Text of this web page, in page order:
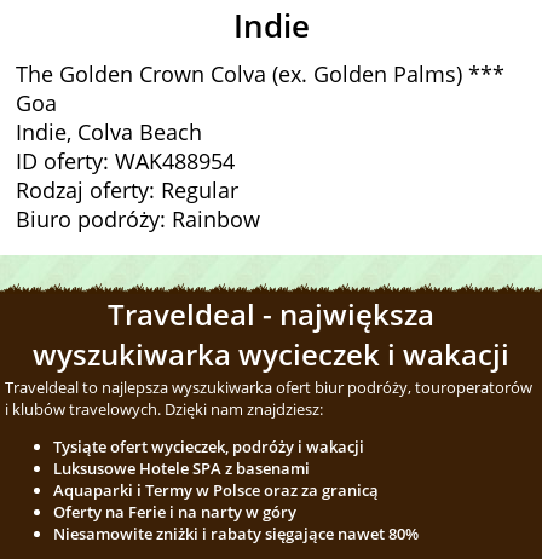
Indie
The Golden Crown Colva (ex. Golden Palms) ***
Goa
Indie, Colva Beach
ID oferty: WAK488954
Rodzaj oferty: Regular
Biuro podróży: Rainbow
Traveldeal - największa
wyszukiwarka wycieczek i wakacji
Traveldeal to najlepsza wyszukiwarka ofert biur podróży, touroperatorów
i klubów travelowych. Dzięki nam znajdziesz:
Tysiąte ofert wycieczek, podróży i wakacji
Luksusowe Hotele SPA z basenami
Aquaparki i Termy w Polsce oraz za granicą
Oferty na Ferie i na narty w góry
Niesamowite zniżki i rabaty sięgające nawet 80%